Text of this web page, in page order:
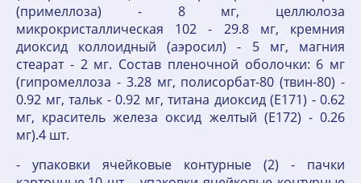
(примеллоза) - 8 мг, целлюлоза
микрокристаллическая 102 - 29.8 мг, кремния
диоксид коллоидный (аэросил) - 5 мг, магния
стеарат - 2 мг. Состав пленочной оболочки: 6 мг
(гипромеллоза - 3.28 мг, полисорбат-80 (твин-80) -
0.92 мг, тальк - 0.92 мг, титана диоксид (E171) - 0.62
мг, краситель железа оксид желтый (E172) - 0.26
мг).4 шт.
- упаковки ячейковые контурные (2) - пачки